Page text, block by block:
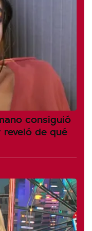
consiguió
de qué